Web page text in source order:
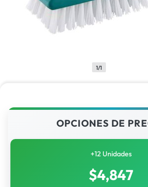
1/1
OPCIONES DE
+12 Unidades
$4,847